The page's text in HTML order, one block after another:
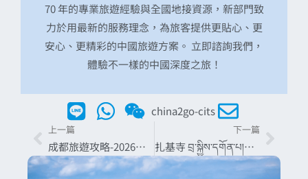
70 年的專業旅遊經驗與全國地接資源，新部門致
力於用最新的服務理念，為旅客提供更貼心、更
安心、更精彩的中國旅遊方案。 立即諮詢我們，
體驗不一樣的中國深度之旅！
china2go-cits
上一頁
上一篇
成都旅遊攻略-2026｜川西天氣、四季穿搭與必訪景點全解析
下一篇
扎基寺 བྲ་སྐྱིས་དགོན་པ།｜拉薩・西藏景點介紹－藏地最靈驗的財神廟